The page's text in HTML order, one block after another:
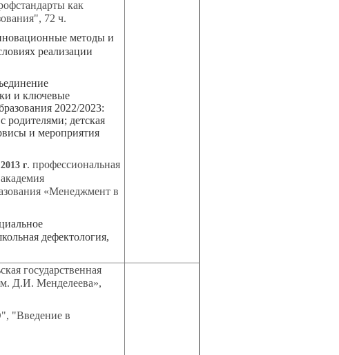
как
72 ч.
методы и
реализации
и ключевые
2022/2023:
детская
и мероприятия
2013 г. профессиональная
«Менеджмент в
дефектология,
государственная
Д.И. Менделеева»,
в